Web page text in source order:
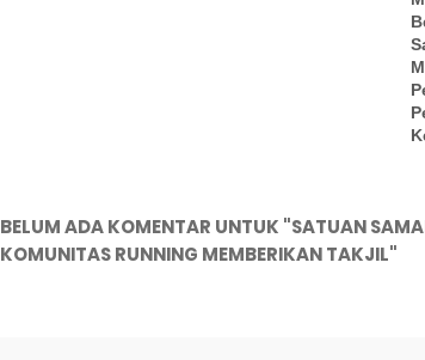
BELUM ADA KOMENTAR UNTUK "SATUAN
KOMUNITAS RUNNING MEMBERIKAN TAKJIL"